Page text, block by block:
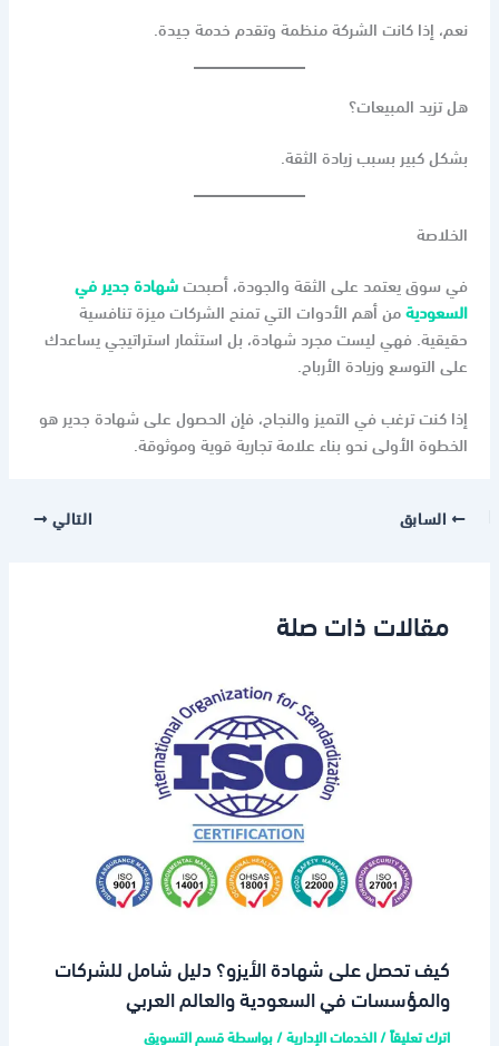
نعم، إذا كانت الشركة منظمة وتقدم خدمة جيدة.
هل تزيد المبيعات؟
بشكل كبير بسبب زيادة الثقة.
الخلاصة
في سوق يعتمد على الثقة والجودة، أصبحتشهادة جدير في
السعوديةمن أهم الأدوات التي تمنح الشركات ميزة تنافسية
حقيقية. فهي ليست مجرد شهادة، بل استثمار استراتيجي يساعدك
على التوسع وزيادة الأرباح.
إذا كنت ترغب في التميز والنجاح، فإن الحصول على شهادة جدير هو
الخطوة الأولى نحو بناء علامة تجارية قوية وموثوقة.
السابق التالي
مقالات ذات صلة
كيف تحصل على شهادة الأيزو؟ دليل شامل للشركات
والمؤسسات في السعودية والعالم العربي
اترك تعليقاً/الخدمات الإدارية/ بواسطةقسم التسويق